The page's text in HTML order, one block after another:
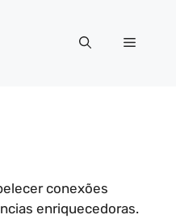
Menu
conexões
enriquecedoras.